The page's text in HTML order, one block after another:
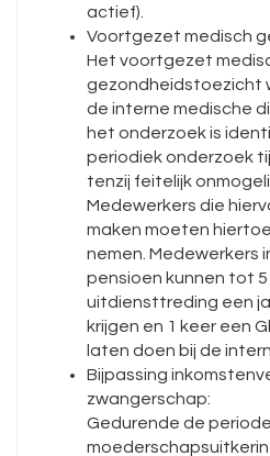
actief).
Voortgezet medisch
Het voortgezet
gezondheidstoezicht
de interne medische
het onderzoek is
periodiek onderzoek
tenzij feitelijk
Medewerkers die
maken moeten
nemen. Medewerkers
pensioen kunnen tot 5
uitdiensttreding een
krijgen en 1 keer een
laten doen bij de
Bijpassing
zwangerschap:
Gedurende de